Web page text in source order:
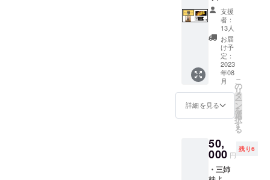
ケット
は1枚で
単品ド
リンク
ニュー
の中か
ら１つ
引き換
えでき
るチ
ラテ・
無糖ど
ちらも
ご利用
謝の気
持ちを
込めた
御礼動
フェド
リンク
チケッ
ト10枚
(チ
ケット
有効期
限：
8月～
2024年
1月） ※
ドリン
支援
者：
13人
お届
け予
定：
2023
年08
月
詳細を見る
こ
の
リ
タ
ー
ン
を
選
択
す
る
50,
000 円
残り6
・三姉